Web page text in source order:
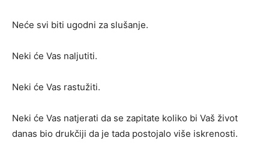
Neće svi biti ugodni za slušanje.
Neki će Vas naljutiti.
Neki će Vas rastužiti.
Neki će Vas natjerati da se zapitate koliko bi Vaš život
danas bio drukčiji da je tada postojalo više iskrenosti.